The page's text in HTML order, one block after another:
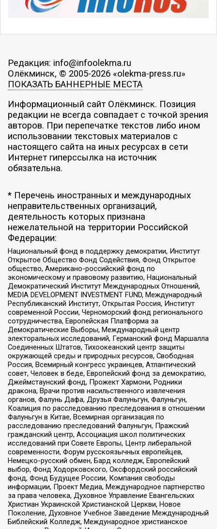
Редакция: info@infoolekma.ru
Олёкминск, © 2005-2026 «olekma-press.ru»
ПОКАЗАТЬ БАННЕРНЫЕ МЕСТА
Информационный сайт Олёкминск. Позиция
редакции не всегда совпадает с точкой зрения
авторов. При перепечатке текстов либо ином
использовании текстовых материалов с
настоящего сайта на иных ресурсах в сети
Интернет гиперссылка на источник
обязательна.
* Перечень иностранных и международных
неправительственных организаций,
деятельность которых признана
нежелательной на территории Российской
Федерации:
Национальный фонд в поддержку демократии, Институт
Открытое Общество Фонд Содействия, Фонд Открытое
общество, Американо-российский фонд по
экономическому и правовому развитию, Национальный
Демократический Институт Международных Отношений,
MEDIA DEVELOPMENT INVESTMENT FUND, Международный
Республиканский Институт, Открытая Россия, Институт
современной России, Черноморский фонд регионального
сотрудничества, Европейская Платформа за
Демократические Выборы, Международный центр
электоральных исследований, Германский фонд Маршалла
Соединенных Штатов, Тихоокеанский центр защиты
окружающей среды и природных ресурсов, Свободная
Россия, Всемирный конгресс украинцев, Атлантический
совет, Человек в беде, Европейский фонд за демократию,
Джеймстаунский фонд, Прожект Хармони, Родники
дракона, Врачи против насильственного извлечения
органов, Фалунь Дафа, Друзья Фалуньгун, Фалуньгун,
Коалиция по расследованию преследования в отношении
Фалуньгун в Китае, Всемирная организация по
расследованию преследований Фалуньгун, Пражский
гражданский центр, Ассоциация школ политических
исследований при Совете Европы, Центр либеральной
современности, Форум русскоязычных европейцев,
Немецко-русский обмен, Бард колледж, Европейский
выбор, Фонд Ходорковского, Оксфордский российский
фонд, Фонд Будущее России, Компания свободы
информации, Проект Медиа, Международное партнерство
за права человека, Духовное Управление Евангельских
Христиан Украинской Христианской Церкви, Новое
Поколение, Духовное Учебное Заведение Международный
Библейский Колледж, Международное христианское